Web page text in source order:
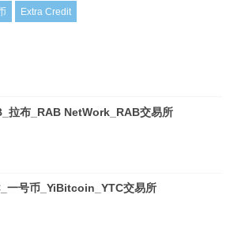
Extra Credit
拉布_RAB NetWork_RAB交易所
一号币_YiBitcoin_YTC交易所